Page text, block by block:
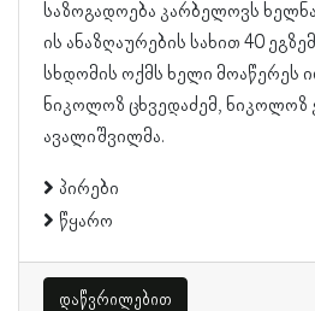
საზოგადოება კარბელოვს
ის ანაზღაურების სახით 40
სხდომის ოქმს ხელი მოაწერეს
ნიკოლოზ ცხვედაძემ, ნიკოლოზ
ავალიშვილმა.
პირები
წყარო
დაწვრილებით